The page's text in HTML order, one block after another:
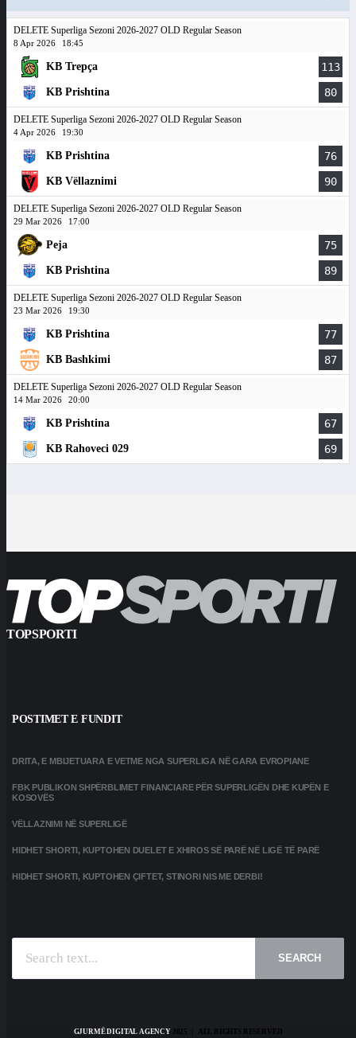
DELETE Superliga Sezoni 2026-2027 OLD Regular Season
8 Apr 2026 18:45
KB Trepça 113
KB Prishtina 80
DELETE Superliga Sezoni 2026-2027 OLD Regular Season
4 Apr 2026 19:30
KB Prishtina 76
KB Vëllaznimi 90
DELETE Superliga Sezoni 2026-2027 OLD Regular Season
29 Mar 2026 17:00
Peja 75
KB Prishtina 89
DELETE Superliga Sezoni 2026-2027 OLD Regular Season
23 Mar 2026 19:30
KB Prishtina 77
KB Bashkimi 87
DELETE Superliga Sezoni 2026-2027 OLD Regular Season
14 Mar 2026 20:00
KB Prishtina 67
KB Rahoveci 029 69
TOPSPORTI
POSTIMET E FUNDIT
DRITA, E MBIJETUARA E VETME NGA SUPERLIGA NË GARA EVROPIANE
FBK PUBLIKON SHPËRBLIMET FINANCIARE PËR SUPERLIGËN DHE KUPËN E
KOSOVËS
VËLLAZNIMI NË SUPERLIGË
HIDHET SHORTI, KUPTOHEN DUELET E XHIROS SË PARË NË LIGË TË PARË
HIDHET SHORTI, KUPTOHEN ÇIFTET, STINORI NIS ME DERBI!
SEARCH
GJURMË DIGITAL AGENCY2025 | ALL RIGHTS RESERVED